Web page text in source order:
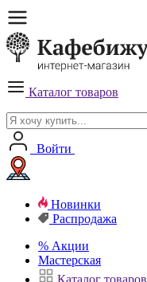
Каталог товаров
Войти
Новинки
Распродажа
% Акции
Мастерская
Каталог товаров